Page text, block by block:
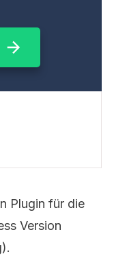
Plugin für die
Version